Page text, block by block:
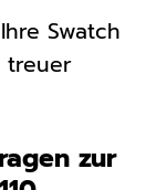
Swatch
treuer
zur